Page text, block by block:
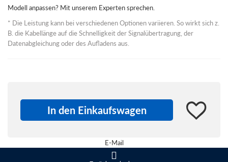
Modell anpassen? Mit unserem Experten sprechen.
* Die Leistung kann bei verschiedenen Optionen variieren. So wirkt sich z.
B. die Kabellänge auf die Schnelligkeit der Signalübertragung, der
Datenabgleichung oder des Aufladens aus.
Quantity:
In den Einkaufswagen
E-Mail